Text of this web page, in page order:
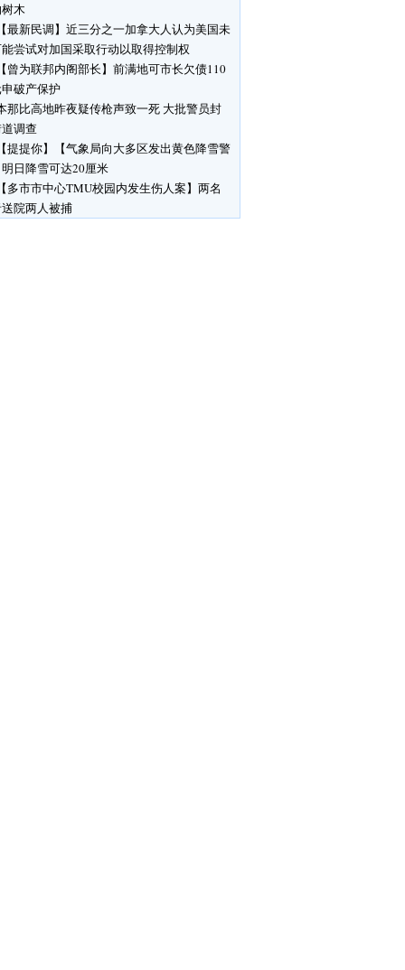
木
最新民调】近三分之一加拿大人认为美国未
尝试对加国采取行动以取得控制权
曾为联邦内阁部长】前满地可市长欠债110
破产保护
那比高地昨夜疑传枪声致一死 大批警员封
调查
提提你】【气象局向大多区发出黄色降雪警
日降雪可达20厘米
多市市中心TMU校园内发生伤人案】两名
院两人被捕